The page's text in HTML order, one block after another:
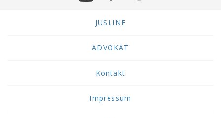
JUSLINE
ADVOKAT
Kontakt
Impressum